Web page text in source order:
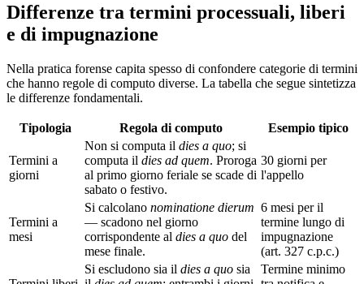
Differenze tra termini processuali, liberi
e di impugnazione
Nella pratica forense capita spesso di confondere categorie di termini
che hanno regole di computo diverse. La tabella che segue sintetizza
le differenze fondamentali.
Tipologia Regola di computo Esempio tipico
Termini a
giorni
Non si computa il dies a quo; si
computa il dies ad quem. Proroga
al primo giorno feriale se scade di
sabato o festivo.
30 giorni per
l'appello
Termini a
mesi
Si calcolano nominatione dierum
— scadono nel giorno
corrispondente al dies a quo del
mese finale.
6 mesi per il
termine lungo di
impugnazione
(art. 327 c.p.c.)
Si escludono sia il dies a quo sia
Termine minimo